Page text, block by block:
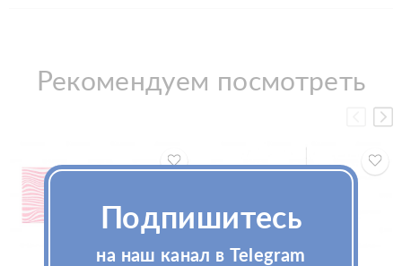
Рекомендуем посмотреть
Подпишитесь
на наш канал в Telegram